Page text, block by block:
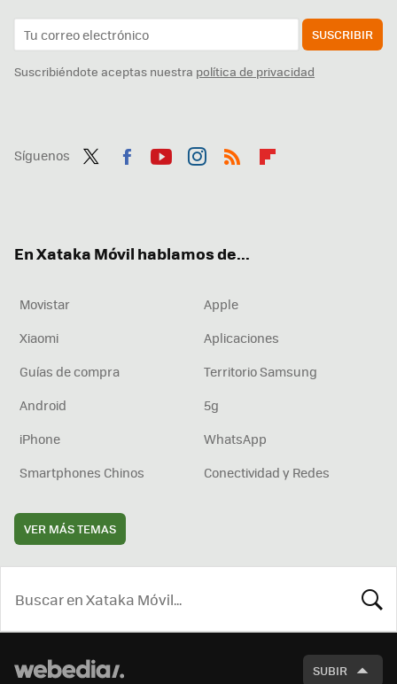
SUSCRIBIR
Suscribiéndote aceptas nuestra política de privacidad
Síguenos
En Xataka Móvil hablamos de...
Movistar
Apple
Xiaomi
Aplicaciones
Guías de compra
Territorio Samsung
Android
5g
iPhone
WhatsApp
Smartphones Chinos
Conectividad y Redes
VER MÁS TEMAS
SUBIR